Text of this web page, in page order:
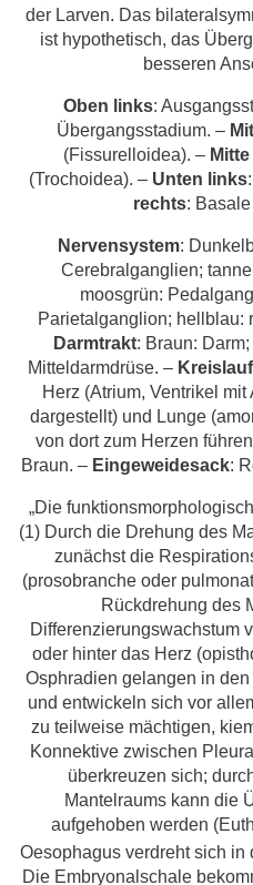
der Larven. Das
ist hypothetisch, das
besseren
Oben links:
Übergangsstadium. –
(Fissurelloidea). –
(Trochoidea). – Unten links
rechts:
Nervensystem:
Cerebralganglien;
moosgrün:
Parietalganglion; hellblau:
Darmtrakt: Braun:
Mitteldarmdrüse. –
Herz (Atrium, Ventrikel
dargestellt) und Lunge
von dort zum Herzen
Braun. – Eingeweidesack:
„Die
(1) Durch die Drehung des
zunächst die
(prosobranche oder
Rückdrehung des
Differenzierungswachstum
oder hinter das Herz
Osphradien gelangen in
und entwickeln sich vor
zu teilweise mächtigen,
Konnektive zwischen
überkreuzen sich;
Mantelraums kann die
aufgehoben werden
Oesophagus verdreht sich in
Die Embryonalschale